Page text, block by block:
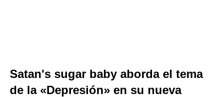
Satan's sugar baby aborda el tema
de la «Depresión» en su nueva